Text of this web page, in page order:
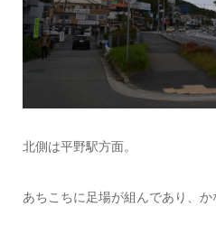
北側は平野駅方面。
あちこちに足場が組んであり、か